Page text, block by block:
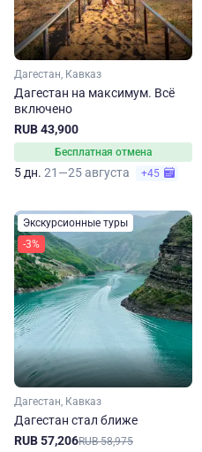
Дагестан, Кавказ
Дагестан на максимум. Вcё
включено
RUB 43,900
Бесплатная отмена
5 дн. 21—25 августа +45
Экскурсионные туры
-3%
Дагестан, Кавказ
Дагестан стал ближе
RUB 57,206RUB 58,975